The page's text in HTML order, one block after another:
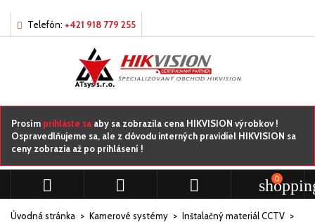
Telefón: +421 918 779 255
Prosím prihláste sa aby sa zobrazila cena HIKVISION výrobkov !
Ospravedlňujeme sa, ale z dôvodu interných pravidiel HIKVISION sa
ceny zobrazia až po prihlásení !
   0
Úvodná stránka Kamerové systémy
Inštalačný materiál CCTV
Môj zoznamy prianí
add_circle_outline
Vytvorte nový zoznam
Vytvoriť zoznam želaní
Názov zoznamu želaní
Zrušiť Vytvoriť zoznam
Prihlásiť sa
Musíte byť prihlásený, aby ste si mohli výrobky uložiť do svojho
Zrušiť